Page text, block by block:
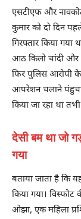
एसटीएफ और
कुमार को दो दिन
गिरफ्तार किया गया
आठ किलो चांदी और
फिर पुलिस आरोपी
आपरेशन चलाने
किया जा रहा था
देसी बम था जो
गया
बताया जाता है कि
किया गया।
ओझा, एक महिला